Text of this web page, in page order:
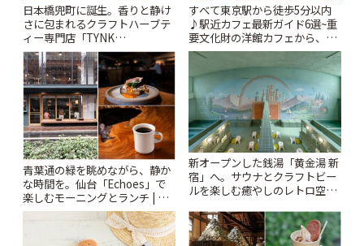
日本橋兜町に誕生。香りと静け
さに包まれるクラフトハーブテ
ィー専門店「TYNK
Kabutocho」 | ことりっぷ
すべて東京駅から徒歩5分以内
♪駅近カフェ最新ガイド6選~重
要文化財の洋館カフェから、改
札すぐのレトロ喫茶まで~ | こと
青葉通の緑を眺めながら、静か
な時間を。仙台「Echoes」で
楽しむモーニングとランチ | こ
とりっぷ
新オープンした銭湯「黄金湯 新
宿」へ。サウナとクラフトビー
ルを楽しむ癒やしのレトロ空間